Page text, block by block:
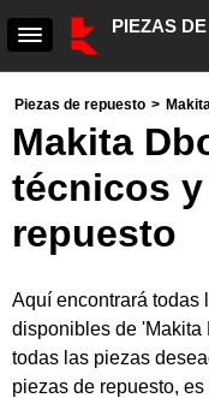
PIEZAS
Piezas de repuesto >
Makita
técnicos
repuesto
Aquí encontrará todas
disponibles de 'Makita
todas las piezas
piezas de repuesto,